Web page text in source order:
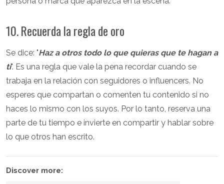
10. Recuerda la regla de oro
Se dice: "Haz a otros todo lo que quieras que te hagan a
ti". Es una regla que vale la pena recordar cuando se
trabaja en la relación con seguidores o influencers. No
esperes que compartan o comenten tu contenido si no
haces lo mismo con los suyos. Por lo tanto, reserva una
parte de tu tiempo e invierte en compartir y hablar sobre
lo que otros han escrito.
Discover more: